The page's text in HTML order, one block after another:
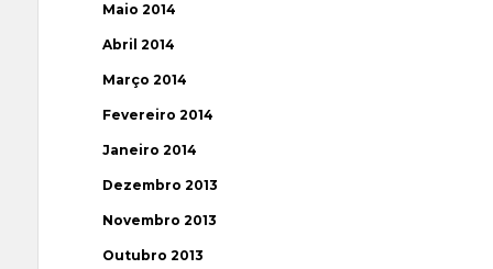
Maio 2014
Abril 2014
Março 2014
Fevereiro 2014
Janeiro 2014
Dezembro 2013
Novembro 2013
Outubro 2013